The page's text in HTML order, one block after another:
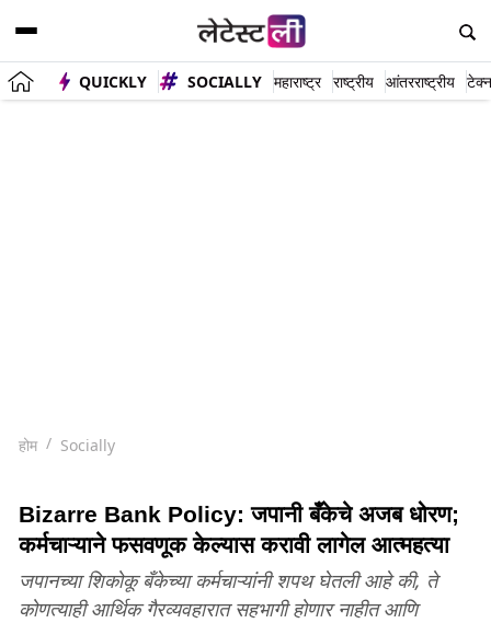
QUICKLY SOCIALLY महाराष्ट्र राष्ट्रीय आंतरराष्ट्रीय
होम Socially
Bizarre Bank Policy: जपानी बँकेचे अजब धोरण;
कर्मचाऱ्याने फसवणूक केल्यास करावी लागेल आत्महत्या
जपानच्या शिकोकू बँकेच्या कर्मचाऱ्यांनी शपथ घेतली आहे की, ते
कोणत्याही आर्थिक गैरव्यवहारात सहभागी होणार नाहीत आणि